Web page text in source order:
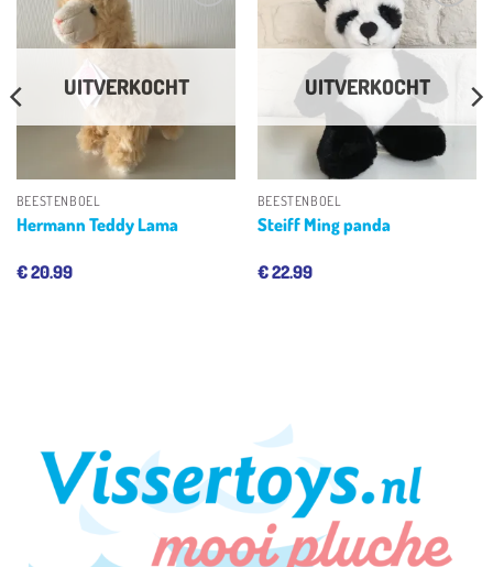
aan
UITVERKOCHT
BEESTENBOEL
Hermann Teddy Lama
€20.99
Toevoegen
aan
verlanglijst
UITVERKOCHT
BEESTENBOEL
Steiff Ming panda
€22.99